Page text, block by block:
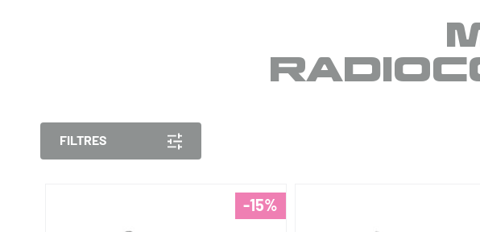
FILTRES
-15%